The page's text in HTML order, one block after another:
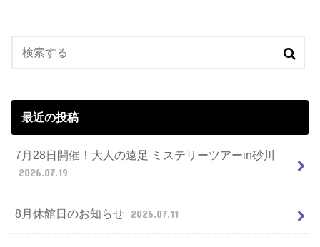
最近の投稿
7月28日開催！大人の遠足 ミステリーツアーin砂川
2026.07.19
8月休館日のお知らせ 2026.07.11